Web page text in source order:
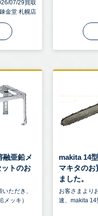
07/29買取
錬金堂 札幌店
融亜鉛メ
トのお
ただき、
ッキ）
makita 14
マキタのお
ました。
お客さまより
速、makita 14